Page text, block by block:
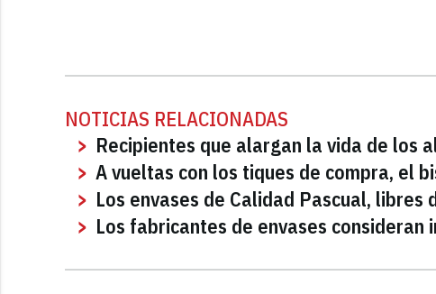
NOTICIAS RELACIONADAS
Recipientes que alargan la vida de los
A vueltas con los tiques de compra, el
Los envases de Calidad Pascual, libres
Los fabricantes de envases consideran